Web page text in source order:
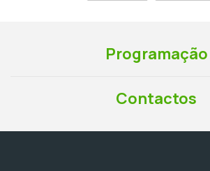
Programação
Contactos